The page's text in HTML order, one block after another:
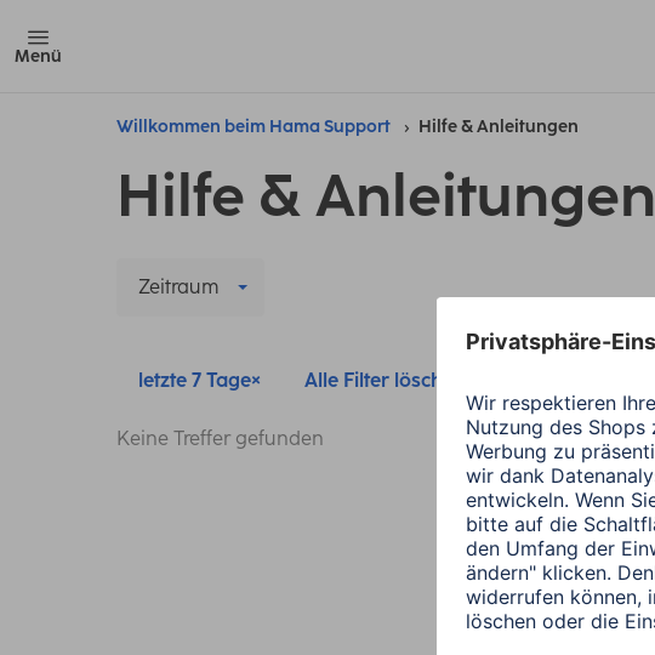
Menü
Willkommen beim Hama Support Hilfe & Anleitungen
Hilfe & Anleitungen
Zeitraum
letzte 7 Tage Alle Filter löschen
Keine Treffer gefunden